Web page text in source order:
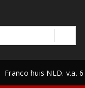
Franco huis NLD. v.a.